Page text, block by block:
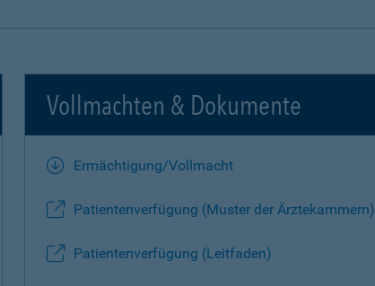
Vollmachten & Dokumente
Ermächtigung/Vollmacht
Patientenverfügung (Muster der Ärztekammern)
Patientenverfügung (Leitfaden)